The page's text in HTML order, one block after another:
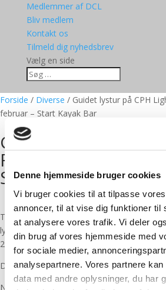
Denne hjemmeside bruger cookies
Vi bruger cookies til at tilpasse
annoncer, til at vise dig funktioner til
at analysere vores trafik. Vi deler
din brug af vores hjemmeside med
for sociale medier,
analysepartnere. Vores partnere
data med andre oplysninger, du har
Medlemmer af DCL
Bliv medlem
Kontakt os
Tilmeld dig nyhedsbrev
Vælg en side
Forside / Diverse / Guidet lystur på CPH
februar – Start Kayak Bar
Guidet lystur på
Festival 2019 – 9.
Start Kayak Bar
Tag med på en guidet tur og oplev nogle
lysinstallationer på Copenhagen Light
2019.
Du kan melde dig til her og betale med
Når du har betalt, modtager du en